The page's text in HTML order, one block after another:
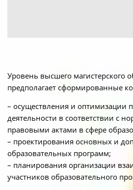
Уровень высшего магистерского
предполагает сформированные
– осуществления и оптимизации
деятельности в соответствии с
правовыми актами в сфере
– проектирования основных и
образовательных программ;
– планирования организации
участников образовательного